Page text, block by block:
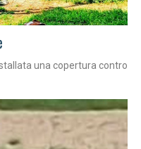
una copertura contro